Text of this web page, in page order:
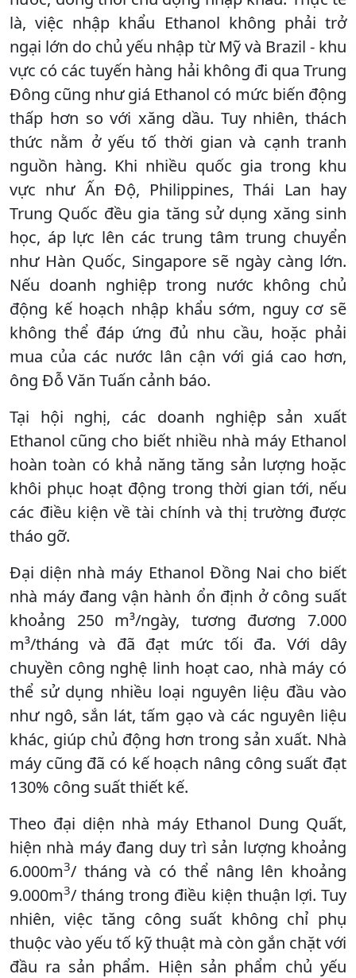
là, việc nhập khẩu Ethanol không phải trở
ngại lớn do chủ yếu nhập từ Mỹ và Brazil - khu
vực có các tuyến hàng hải không đi qua Trung
Đông cũng như giá Ethanol có mức biến động
thấp hơn so với xăng dầu. Tuy nhiên, thách
thức nằm ở yếu tố thời gian và cạnh tranh
nguồn hàng. Khi nhiều quốc gia trong khu
vực như Ấn Độ, Philippines, Thái Lan hay
Trung Quốc đều gia tăng sử dụng xăng sinh
học, áp lực lên các trung tâm trung chuyển
như Hàn Quốc, Singapore sẽ ngày càng lớn.
Nếu doanh nghiệp trong nước không chủ
động kế hoạch nhập khẩu sớm, nguy cơ sẽ
không thể đáp ứng đủ nhu cầu, hoặc phải
mua của các nước lân cận với giá cao hơn,
ông Đỗ Văn Tuấn cảnh báo.
Tại hội nghị, các doanh nghiệp sản xuất
Ethanol cũng cho biết nhiều nhà máy Ethanol
hoàn toàn có khả năng tăng sản lượng hoặc
khôi phục hoạt động trong thời gian tới, nếu
các điều kiện về tài chính và thị trường được
tháo gỡ.
Đại diện nhà máy Ethanol Đồng Nai cho biết
nhà máy đang vận hành ổn định ở công suất
khoảng 250 m³/ngày, tương đương 7.000
m³/tháng và đã đạt mức tối đa. Với dây
chuyền công nghệ linh hoạt cao, nhà máy có
thể sử dụng nhiều loại nguyên liệu đầu vào
như ngô, sắn lát, tấm gạo và các nguyên liệu
khác, giúp chủ động hơn trong sản xuất. Nhà
máy cũng đã có kế hoạch nâng công suất đạt
130% công suất thiết kế.
Theo đại diện nhà máy Ethanol Dung Quất,
hiện nhà máy đang duy trì sản lượng khoảng
6.000m3/ tháng và có thể nâng lên khoảng
9.000m3/ tháng trong điều kiện thuận lợi. Tuy
nhiên, việc tăng công suất không chỉ phụ
thuộc vào yếu tố kỹ thuật mà còn gắn chặt với
đầu ra sản phẩm. Hiện sản phẩm chủ yếu